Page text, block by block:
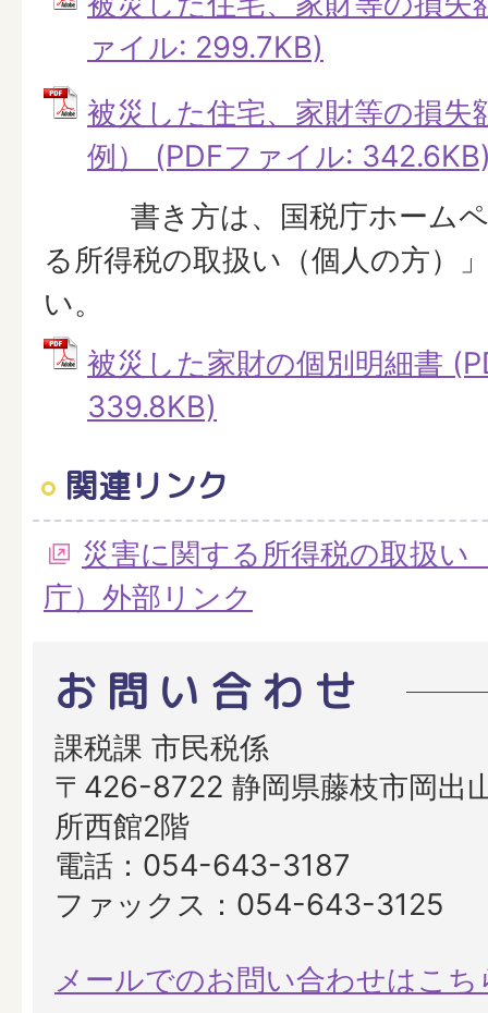
ァイル: 299.7KB)
被災した住宅、家財等の損失
例） (PDFファイル:
書き方は、国税庁ホームペ
る所得税の取扱い（個人の方）
い。
被災した家財の個別明細書
339.8KB)
関連リンク
災害に関する所得税の取扱い
庁）外部リンク
お問い合わせ
課税課 市民税係
〒426-8722 静岡県藤枝市岡出
所西館2階
電話：054-643-3187
ファックス：054-643-3125
メールでのお問い合わせはこち